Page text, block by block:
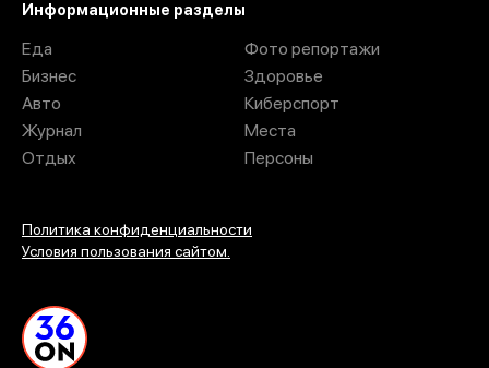
Информационные разделы
Еда
Бизнес
Авто
Журнал
Отдых
Фото репортажи
Здоровье
Киберспорт
Места
Персоны
Политика конфиденциальности
Условия пользования сайтом.